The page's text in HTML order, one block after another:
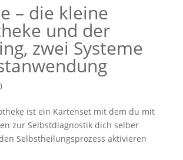
– die kleine
und der
zwei Systeme
ist ein Kartenset mit dem du mit
zur Selbstdiagnostik dich selber
Selbstheilungsprozess aktivieren